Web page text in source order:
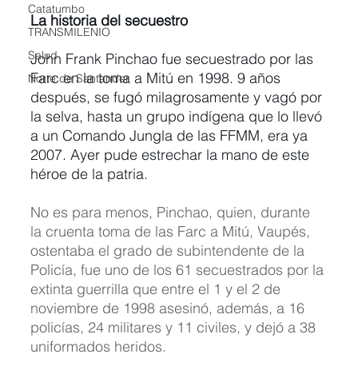
Catatumbo
TRANSMILENIO
Salud
Norte de Santander
La historia del secuestro
John Frank Pinchao fue secuestrado por las
Farc en la toma a Mitú en 1998. 9 años
después, se fugó milagrosamente y vagó por
la selva, hasta un grupo indígena que lo llevó
a un Comando Jungla de las FFMM, era ya
2007. Ayer pude estrechar la mano de este
héroe de la patria.
No es para menos, Pinchao, quien, durante
la cruenta toma de las Farc a Mitú, Vaupés,
ostentaba el grado de subintendente de la
Policía, fue uno de los 61 secuestrados por la
extinta guerrilla que entre el 1 y el 2 de
noviembre de 1998 asesinó, además, a 16
policías, 24 militares y 11 civiles, y dejó a 38
uniformados heridos.